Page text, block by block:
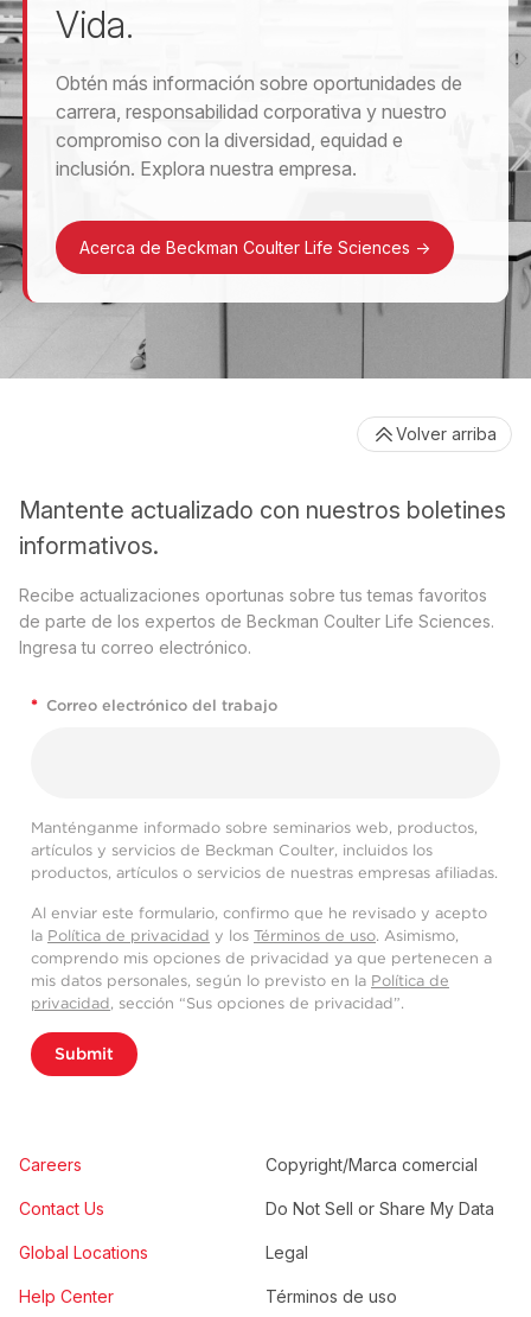
Vida.
Obtén más información sobre oportunidades de
carrera, responsabilidad corporativa y nuestro
compromiso con la diversidad, equidad e
inclusión. Explora nuestra empresa.
Acerca de Beckman Coulter Life Sciences ->
Mantente actualizado con nuestros boletines
informativos.
Recibe actualizaciones oportunas sobre tus temas favoritos
de parte de los expertos de Beckman Coulter Life Sciences.
Ingresa tu correo electrónico.
* Correo electrónico del trabajo
Manténganme informado sobre seminarios web, productos,
artículos y servicios de Beckman Coulter, incluidos los
productos, artículos o servicios de nuestras empresas afiliadas.
Al enviar este formulario, confirmo que he revisado y acepto
la Política de privacidad y los Términos de uso. Asimismo,
comprendo mis opciones de privacidad ya que pertenecen a
mis datos personales, según lo previsto en la Política de
privacidad, sección “Sus opciones de privacidad”.
Submit
Careers
Contact Us
Global Locations
Help Center
Copyright/Marca comercial
Do Not Sell or Share My Data
Legal
Términos de uso
Volver arriba